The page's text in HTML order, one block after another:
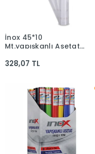
Sepete Ekle
İnox 45*10
Mt.yapışkanlı Asetat
328,07 TL